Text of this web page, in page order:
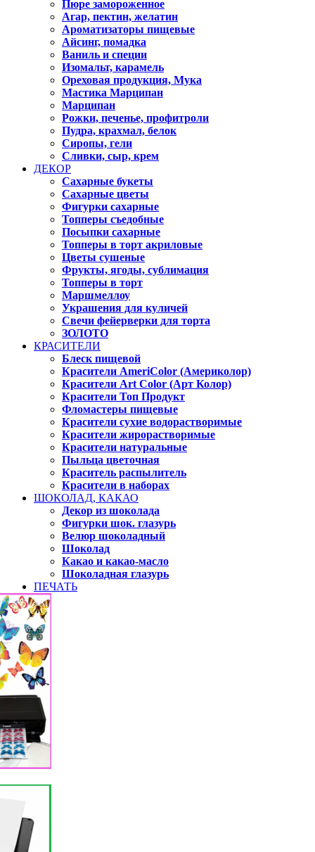
Пюре замороженное
Агар, пектин, желатин
Ароматизаторы пищевые
Айсинг, помадка
Ваниль и специи
Изомальт, карамель
Ореховая продукция, Мука
Мастика Марципан
Марципан
Рожки, печенье, профитроли
Пудра, крахмал, белок
Сиропы, гели
Сливки, сыр, крем
ДЕКОР
Сахарные букеты
Сахарные цветы
Фигурки сахарные
Топперы съедобные
Посыпки сахарные
Топперы в торт акриловые
Цветы сушеные
Фрукты, ягоды, сублимация
Топперы в торт
Маршмеллоу
Украшения для куличей
Свечи фейерверки для торта
ЗОЛОТО
КРАСИТЕЛИ
Блеск пищевой
Красители AmeriColor (Америколор)
Красители Art Color (Арт Колор)
Красители Топ Продукт
Фломастеры пищевые
Красители сухие водорастворимые
Красители жирорастворимые
Красители натуральные
Пыльца цветочная
Краситель распылитель
Красители в наборах
ШОКОЛАД, КАКАО
Декор из шоколада
Фигурки шок. глазурь
Велюр шоколадный
Шоколад
Какао и какао-масло
Шоколадная глазурь
ПЕЧАТЬ